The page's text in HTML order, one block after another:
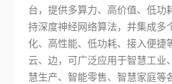
台，提供多算力、高价值、低功
持深度神经网络算法，并集成多
化、高性能、低功耗、接入便捷
云、边，可广泛应用于智慧工业
慧生产、智能零售、智慧家庭等